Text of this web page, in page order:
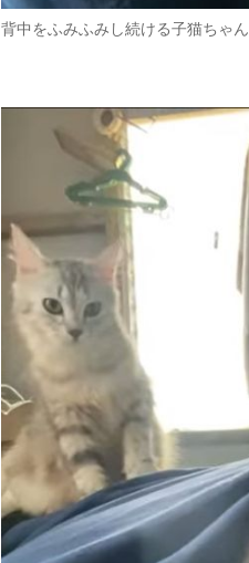
背中をふみふみし続ける子猫ちゃん